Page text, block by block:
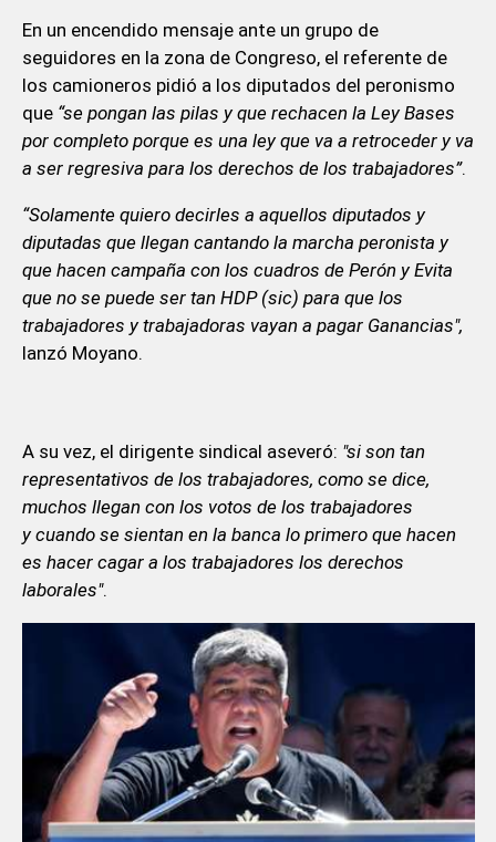
En un encendido mensaje ante un grupo de
seguidores en la zona de Congreso, el referente de
los camioneros pidió a los diputados del peronismo
que “se pongan las pilas y que rechacen la Ley Bases
por completo porque es una ley que va a retroceder y va
a ser regresiva para los derechos de los trabajadores”.
“Solamente quiero decirles a aquellos diputados y
diputadas que llegan cantando la marcha peronista y
que hacen campaña con los cuadros de Perón y Evita
que no se puede ser tan HDP (sic) para que los
trabajadores y trabajadoras vayan a pagar Ganancias",
lanzó Moyano.
A su vez, el dirigente sindical aseveró: "si son tan
representativos de los trabajadores, como se dice,
muchos llegan con los votos de los trabajadores
y cuando se sientan en la banca lo primero que hacen
es hacer cagar a los trabajadores los derechos
laborales".